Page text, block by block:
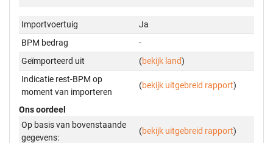
Importvoertuig
Ja
BPM bedrag
-
Geïmporteerd uit
(bekijk land)
Indicatie rest-BPM op
moment van importeren
(bekijk uitgebreid rapport)
Ons oordeel
Op basis van bovenstaande
gegevens:
(bekijk uitgebreid rapport)